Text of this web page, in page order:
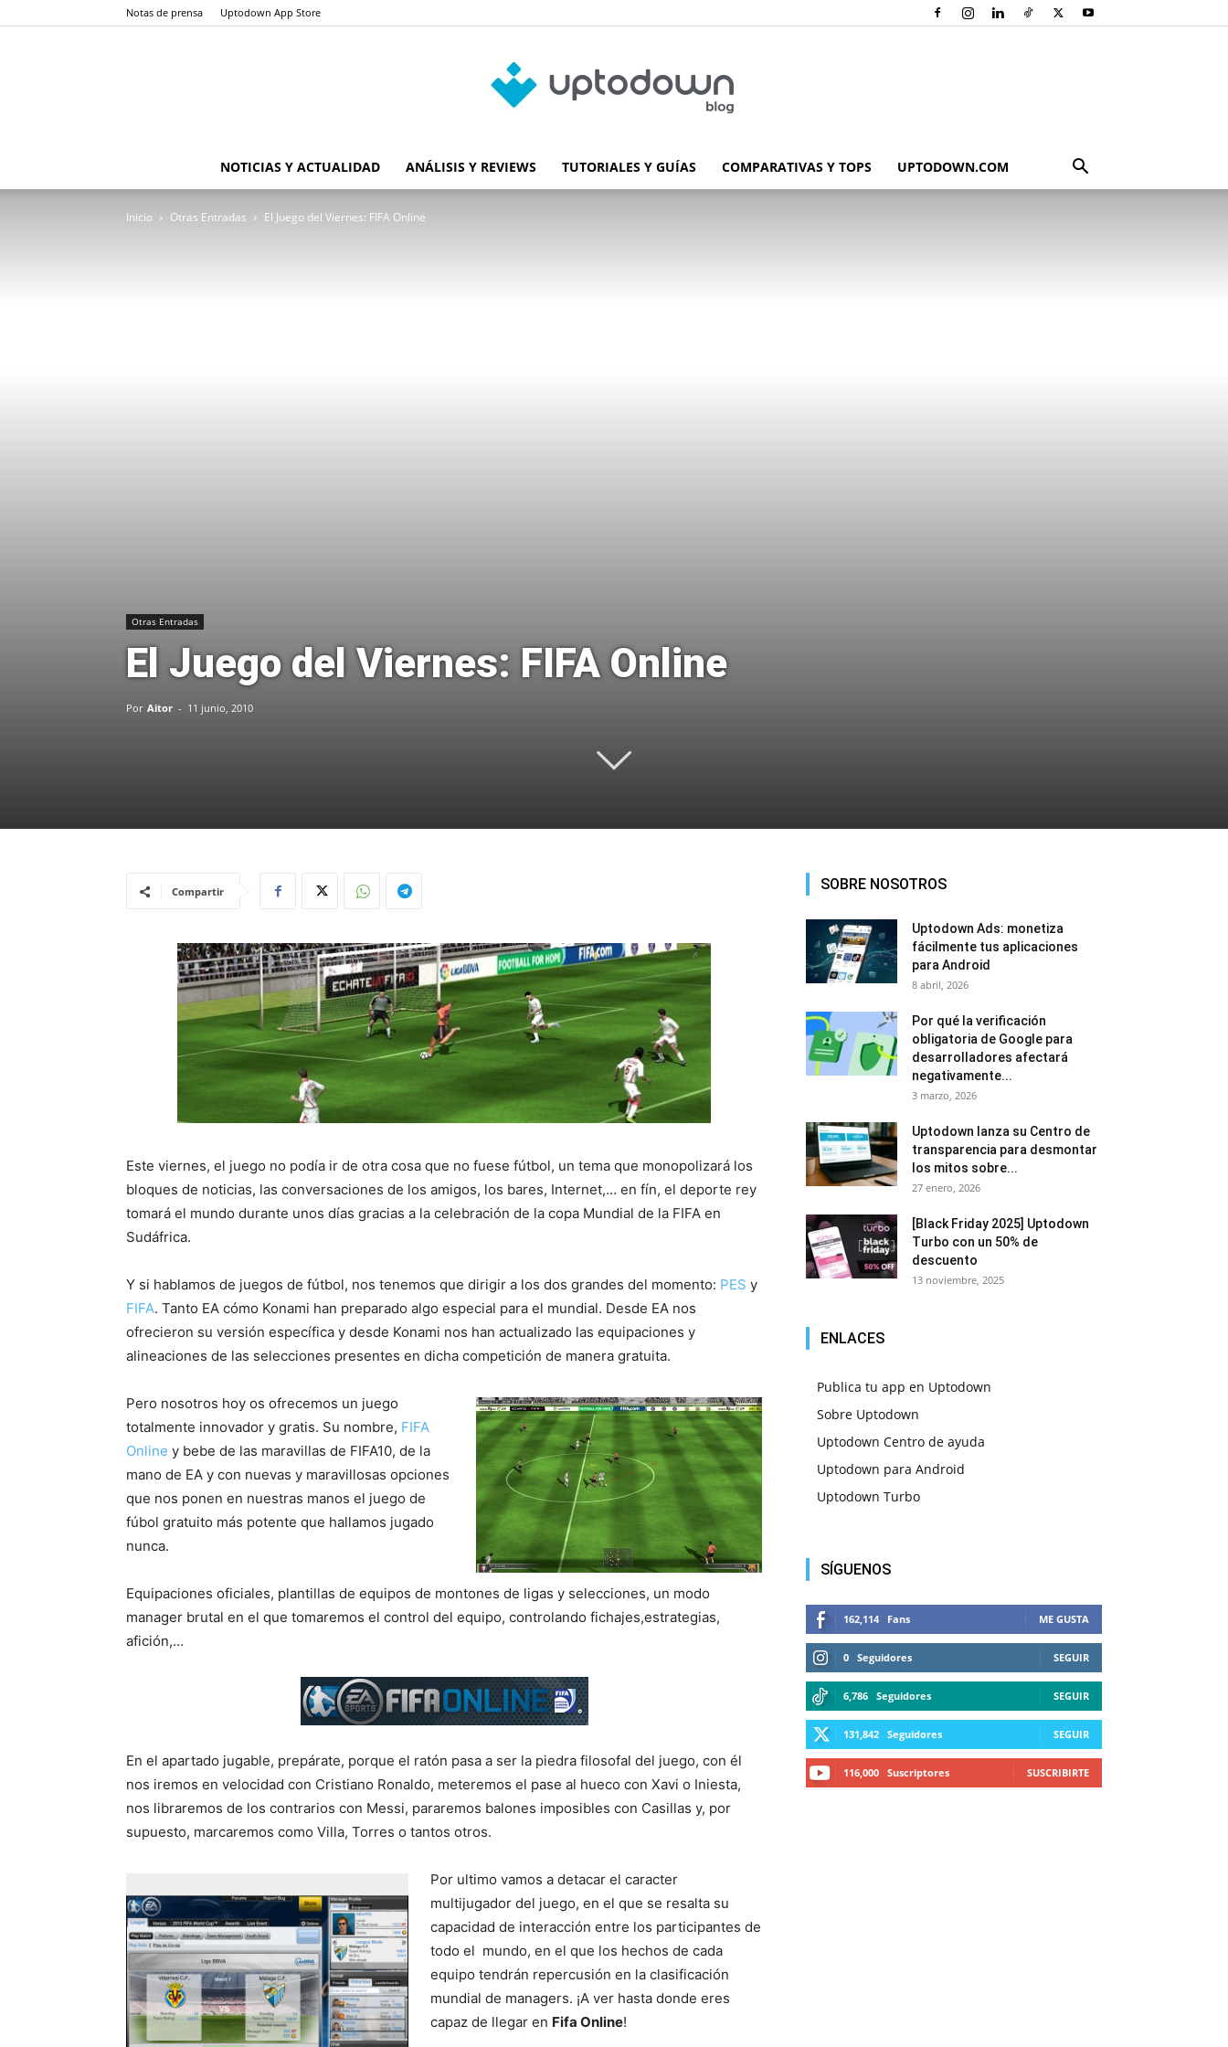
Notas de prensa Uptodown App Store
Blog
NOTICIAS Y ACTUALIDAD ANÁLISIS Y REVIEWS TUTORIALES Y GUÍAS COMPARATIVAS Y TOPS UPTODOWN.COM
Inicio Otras Entradas El Juego del Viernes: FIFA Online
Otras Entradas
El Juego del Viernes: FIFA Online
Por Aitor - 11 junio, 2010
Compartir
Este viernes, el juego no podía ir de otra cosa que no fuese fútbol, un tema que monopolizará los
bloques de noticias, las conversaciones de los amigos, los bares, Internet,… en fín, el deporte rey
tomará el mundo durante unos días gracias a la celebración de la copa Mundial de la FIFA en
Sudáfrica.
Y si hablamos de juegos de fútbol, nos tenemos que dirigir a los dos grandes del momento: PES y
FIFA. Tanto EA cómo Konami han preparado algo especial para el mundial. Desde EA nos
ofrecieron su versión específica y desde Konami nos han actualizado las equipaciones y
alineaciones de las selecciones presentes en dicha competición de manera gratuita.
Pero nosotros hoy os ofrecemos un juego
totalmente innovador y gratis. Su nombre, FIFA
Online y bebe de las maravillas de FIFA10, de la
mano de EA y con nuevas y maravillosas opciones
que nos ponen en nuestras manos el juego de
fúbol gratuito más potente que hallamos jugado
nunca.
Equipaciones oficiales, plantillas de equipos de montones de ligas y selecciones, un modo
manager brutal en el que tomaremos el control del equipo, controlando fichajes,estrategias,
afición,…
En el apartado jugable, prepárate, porque el ratón pasa a ser la piedra filosofal del juego, con él
nos iremos en velocidad con Cristiano Ronaldo, meteremos el pase al hueco con Xavi o Iniesta,
nos libraremos de los contrarios con Messi, pararemos balones imposibles con Casillas y, por
supuesto, marcaremos como Villa, Torres o tantos otros.
Por ultimo vamos a detacar el caracter
multijugador del juego, en el que se resalta su
capacidad de interacción entre los participantes de
todo el mundo, en el que los hechos de cada
equipo tendrán repercusión en la clasificación
mundial de managers. ¡A ver hasta donde eres
capaz de llegar en Fifa Online!
SOBRE NOSOTROS
Uptodown Ads: monetiza
fácilmente tus aplicaciones
para Android
8 abril, 2026
Por qué la verificación
obligatoria de Google para
desarrolladores afectará
negativamente...
3 marzo, 2026
Uptodown lanza su Centro de
transparencia para desmontar
los mitos sobre...
27 enero, 2026
[Black Friday 2025] Uptodown
Turbo con un 50% de
descuento
13 noviembre, 2025
ENLACES
Publica tu app en Uptodown
Sobre Uptodown
Uptodown Centro de ayuda
Uptodown para Android
Uptodown Turbo
SÍGUENOS
162,114 Fans ME GUSTA
0 Seguidores SEGUIR
6,786 Seguidores SEGUIR
131,842 Seguidores SEGUIR
116,000 Suscriptores SUSCRIBIRTE